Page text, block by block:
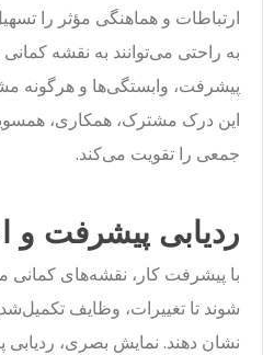
ارتباطات و هماهنگی مؤثر را
به راحتی می‌توانند به نقشه کمانی
پیشرفت، وابستگی‌ها و هرگونه
این درک مشترک، همکاری،
جمعی را تقویت می‌کند.
ردیابی پیشرفت و
با پیشرفت کار، نقشه‌های کمانی
شوند تا تغییرات، وظایف
نشان دهند. نمایش بصری، ردیابی